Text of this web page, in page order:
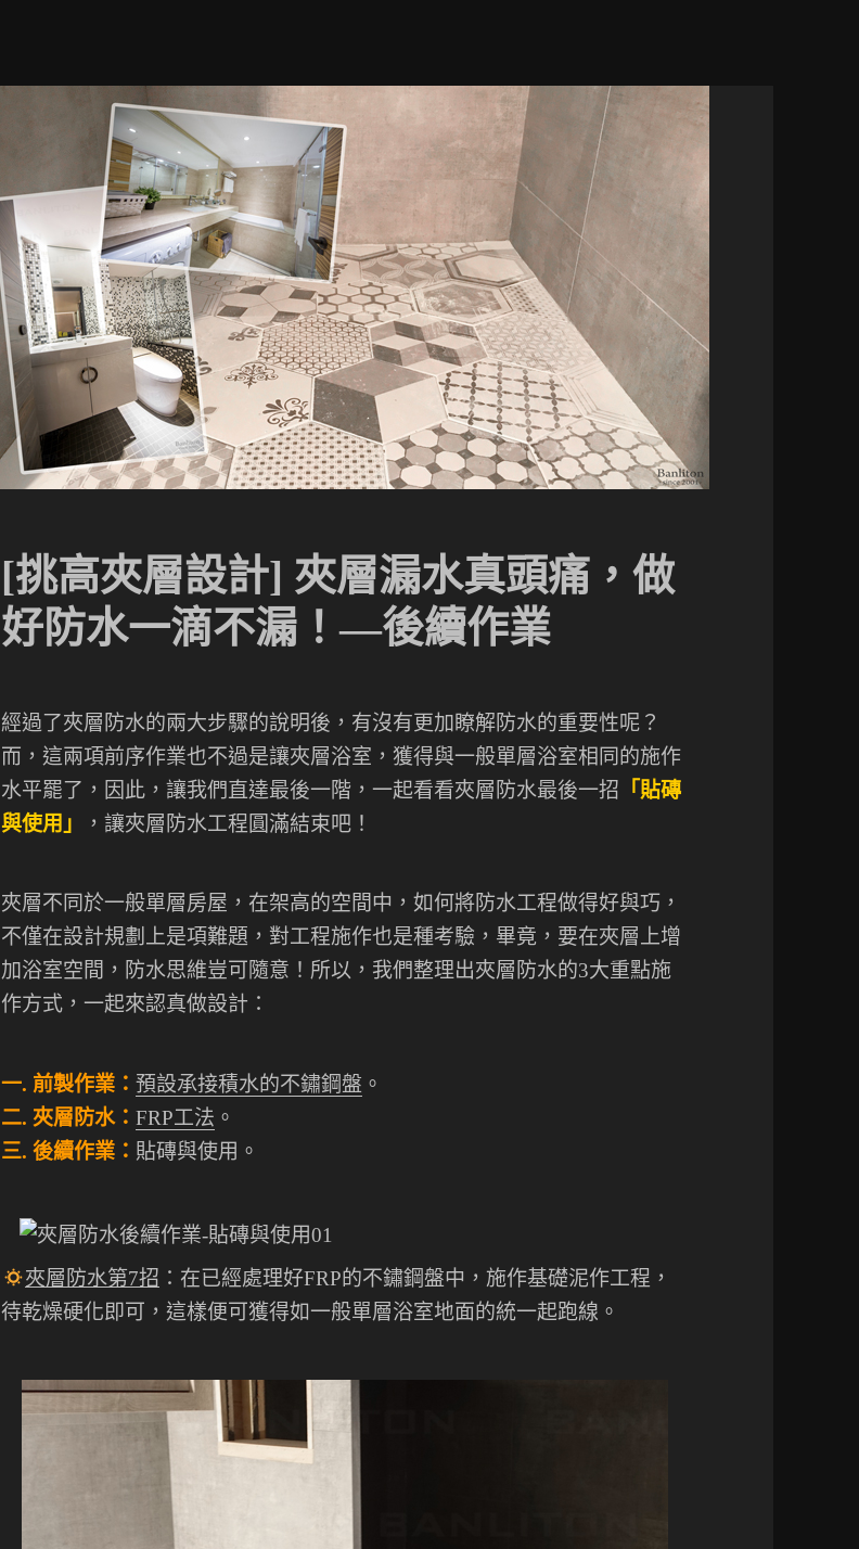
[挑高夾層設計] 夾層漏水真頭痛，做
好防水一滴不漏！—後續作業
經過了夾層防水的兩大步驟的說明後，有沒有更加瞭解防水的重要性呢？
而，這兩項前序作業也不過是讓夾層浴室，獲得與一般單層浴室相同的施作
水平罷了，因此，讓我們直達最後一階，一起看看夾層防水最後一招 「貼磚
與使用」
，讓夾層防水工程圓滿結束吧！
夾層不同於一般單層房屋，在架高的空間中，如何將防水工程做得好與巧，
不僅在設計規劃上是項難題，對工程施作也是種考驗，畢竟，要在夾層上增
加浴室空間，防水思維豈可隨意！所以，我們整理出夾層防水的3大重點施
作方式，一起來認真做設計：
一. 前製作業：預設承接積水的不鏽鋼盤 。
二. 夾層防水：FRP工法 。
三. 後續作業： 貼磚與使用。
夾層防水第7招 ：在已經處理好FRP的不鏽鋼盤中，施作基礎泥作工程，
待乾燥硬化即可，這樣便可獲得如一般單層浴室地面的統一起跑線。